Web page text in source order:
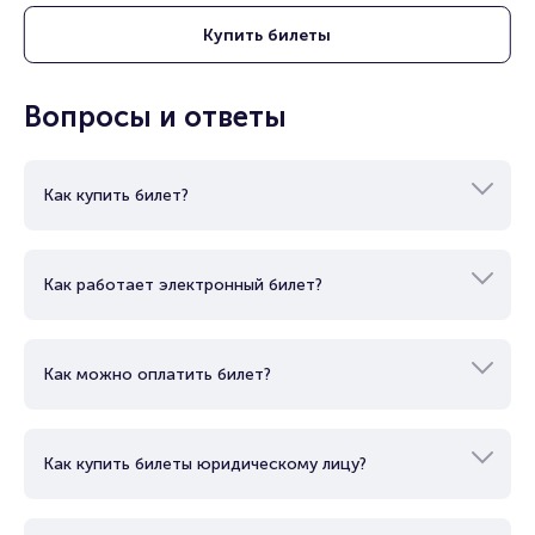
читайте в разделах:
Брокерам
Купить билеты
Вопросы и ответы
Как купить билет?
Как работает электронный билет?
Как можно оплатить билет?
Как купить билеты юридическому лицу?